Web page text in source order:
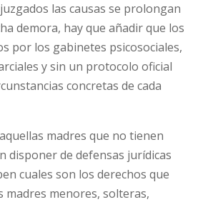
las causas se prolongan
demora, hay que añadir que los
por los gabinetes psicosociales,
y sin un protocolo oficial
concretas de cada
madres que no tienen
disponer de defensas jurídicas
cuales son los derechos que
madres menores, solteras,